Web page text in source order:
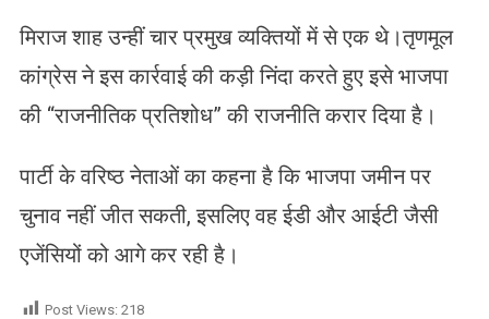
मिराज शाह उन्हीं चार प्रमुख व्यक्तियों में से एक थे।तृणमूल
कांग्रेस ने इस कार्रवाई की कड़ी निंदा करते हुए इसे भाजपा
की “राजनीतिक प्रतिशोध” की राजनीति करार दिया है।
पार्टी के वरिष्ठ नेताओं का कहना है कि भाजपा जमीन पर
चुनाव नहीं जीत सकती, इसलिए वह ईडी और आईटी जैसी
एजेंसियों को आगे कर रही है।
Post Views: 218